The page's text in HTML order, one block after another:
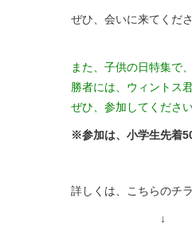
ぜひ、会いに来てくだ
また、子供の日特集で
勝者には、ウィントス
ぜひ、参加してください
※参加は、小学生先着
詳しくは、こちらのチ
↓